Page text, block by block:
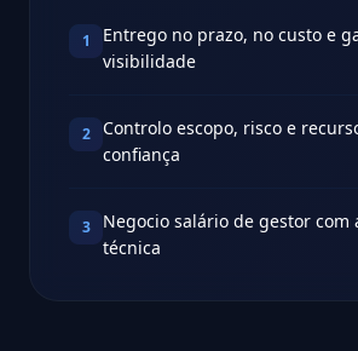
1
Entrego no prazo, no custo e
visibilidade
2
Controlo escopo, risco e
confiança
3
Negocio salário de gestor com
técnica